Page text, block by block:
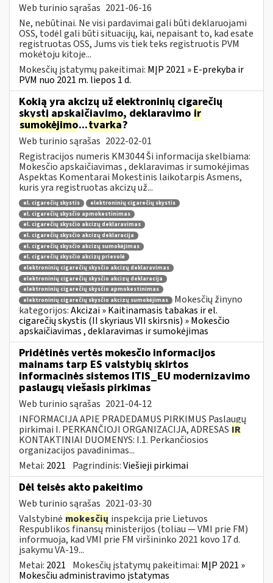
Web turinio sąrašas 2021-06-16
Ne, nebūtinai. Ne visi pardavimai gali būti deklaruojami
OSS, todėl gali būti situacijų, kai, nepaisant to, kad esate
registruotas OSS, Jums vis tiek teks registruotis PVM
mokėtoju kitoje...
Mokesčių įstatymų pakeitimai: MĮP 2021 » E-prekyba ir
PVM nuo 2021 m. liepos 1 d.
Kokią yra akcizų už elektroninių cigarečių
skystį apskaičiavimo, deklaravimo ir
sumokėjimo...tvarka?
Web turinio sąrašas 2022-02-01
Registracijos numeris KM3044 Ši informacija skelbiama:
Mokesčio apskaičiavimas , deklaravimas ir sumokėjimas
Aspektas Komentarai Mokestinis laikotarpis Asmens,
kuris yra registruotas akcizų už...
el. cigarečių skystis
elektroninių cigarečių skystis
el. cigarečių skysčio apmokestinimas
el. cigarečių skysčio akcizų deklaravimas
el. cigarečių skysčio akcizų deklaracija
el. cigarečių skysčio akcizų sumokėjimas
el. cigarečių skysčio akcizų prievolė
elektroninių cigarečių skysčio akcizų deklaravimas
elektroninių cigarečių skysčio akcizų deklaracija
elektroninių cigarečių skysčio apmokestinimas
elektroninių cigarečių skysčio akcizų sumokėjimas
Mokesčių žinyno
kategorijos:Akcizai » Kaitinamasis tabakas ir el.
cigarečių skystis (II skyriaus VII skirsnis) » Mokesčio
apskaičiavimas , deklaravimas ir sumokėjimas
Pridėtinės vertės mokesčio informacijos
mainams tarp ES valstybių skirtos
informacinės sistemos ITIS_EU modernizavimo
paslaugų viešasis pirkimas
Web turinio sąrašas 2021-04-12
INFORMACIJA APIE PRADEDAMUS PIRKIMUS Paslaugų
pirkimai I. PERKANČIOJI ORGANIZACIJA, ADRESAS IR
KONTAKTINIAI DUOMENYS: I.1. Perkančiosios
organizacijos pavadinimas...
Metai: 2021 Pagrindinis:Viešieji pirkimai
Dėl teisės akto pakeitimo
Web turinio sąrašas 2021-03-30
Valstybinė mokesčių inspekcija prie Lietuvos
Respublikos finansų ministerijos (toliau ― VMI prie FM)
informuoja, kad VMI prie FM viršininko 2021 kovo 17 d.
įsakymu VA-19...
Metai: 2021 Mokesčių įstatymų pakeitimai: MĮP 2021 »
Mokesčiu administravimo įstatymas